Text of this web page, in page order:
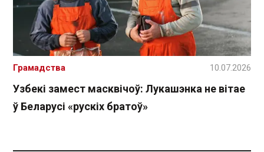
Узбекі замест масквічоў: Лукашэнка не вітае
ў Беларусі «рускіх братоў»
Грамадства 10.07.2026